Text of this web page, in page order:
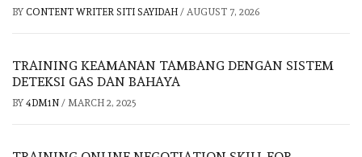
BY CONTENT WRITER SITI SAYIDAH / AUGUST 7, 2026
TRAINING KEAMANAN TAMBANG DENGAN SISTEM
DETEKSI GAS DAN BAHAYA
BY 4DM1N / MARCH 2, 2025